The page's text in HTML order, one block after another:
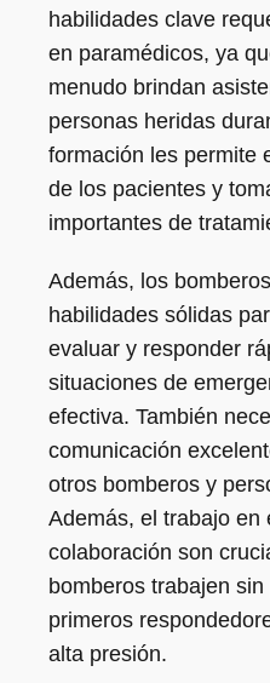
habilidades clave
en paramédicos, ya
menudo brindan
personas heridas
formación les permite
de los pacientes y
importantes de
Además, los
habilidades sólidas
evaluar y responder
situaciones de
efectiva. También
comunicación
otros bomberos y
Además, el trabajo en
colaboración son
bomberos trabajen
primeros
alta presión.